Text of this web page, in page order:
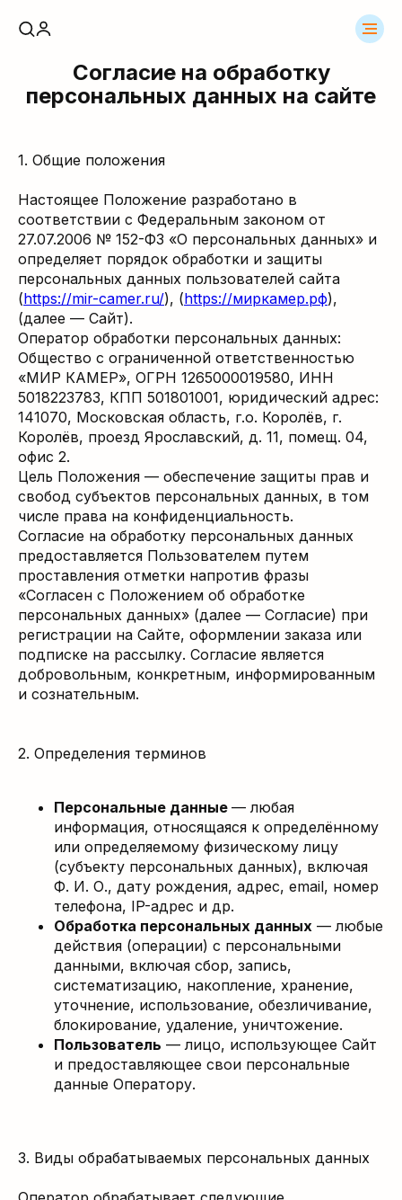
Согласие на обработку
персональных данных на сайте
1. Общие положения
Настоящее Положение разработано в
соответствии с Федеральным законом от
27.07.2006 № 152-ФЗ «О персональных данных» и
определяет порядок обработки и защиты
персональных данных пользователей сайта
(https://mir-camer.ru/), (https://миркамер.рф),
(далее — Сайт).
Оператор обработки персональных данных:
Общество с ограниченной ответственностью
«МИР КАМЕР», ОГРН 1265000019580, ИНН
5018223783, КПП 501801001, юридический адрес:
141070, Московская область, г.о. Королёв, г.
Королёв, проезд Ярославский, д. 11, помещ. 04,
офис 2.
Цель Положения — обеспечение защиты прав и
свобод субъектов персональных данных, в том
числе права на конфиденциальность.
Согласие на обработку персональных данных
предоставляется Пользователем путем
проставления отметки напротив фразы
«Согласен с Положением об обработке
персональных данных» (далее — Согласие) при
регистрации на Сайте, оформлении заказа или
подписке на рассылку. Согласие является
добровольным, конкретным, информированным
и сознательным.
2. Определения терминов
Персональные данные — любая
информация, относящаяся к определённому
или определяемому физическому лицу
(субъекту персональных данных), включая
Ф. И. О., дату рождения, адрес, email, номер
телефона, IP-адрес и др.
Обработка персональных данных — любые
действия (операции) с персональными
данными, включая сбор, запись,
систематизацию, накопление, хранение,
уточнение, использование, обезличивание,
блокирование, удаление, уничтожение.
Пользователь — лицо, использующее Сайт
и предоставляющее свои персональные
данные Оператору.
3. Виды обрабатываемых персональных данных